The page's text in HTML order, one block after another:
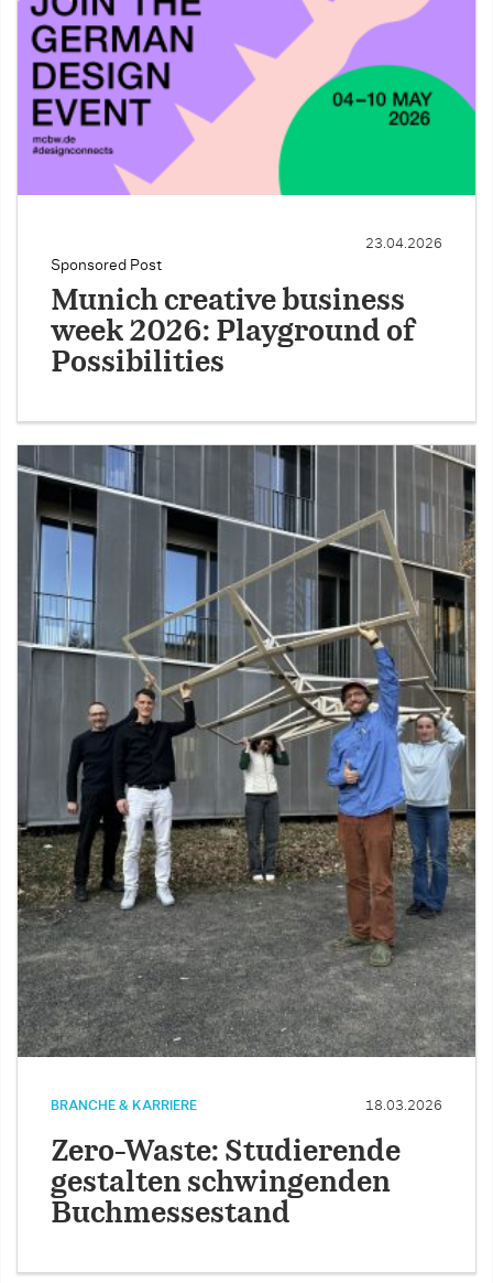
Sponsored Post
23.04.2026
Munich creative business
week 2026: Playground of
Possibilities
BRANCHE & KARRIERE 18.03.2026
Zero-Waste: Studierende
gestalten schwingenden
Buchmessestand